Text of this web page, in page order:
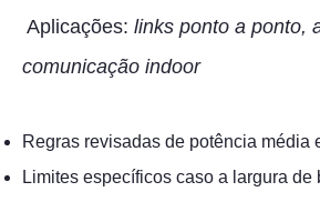
Aplicações: links ponto a ponto,
comunicação indoor
Regras revisadas de potência média
Limites específicos caso a largura de